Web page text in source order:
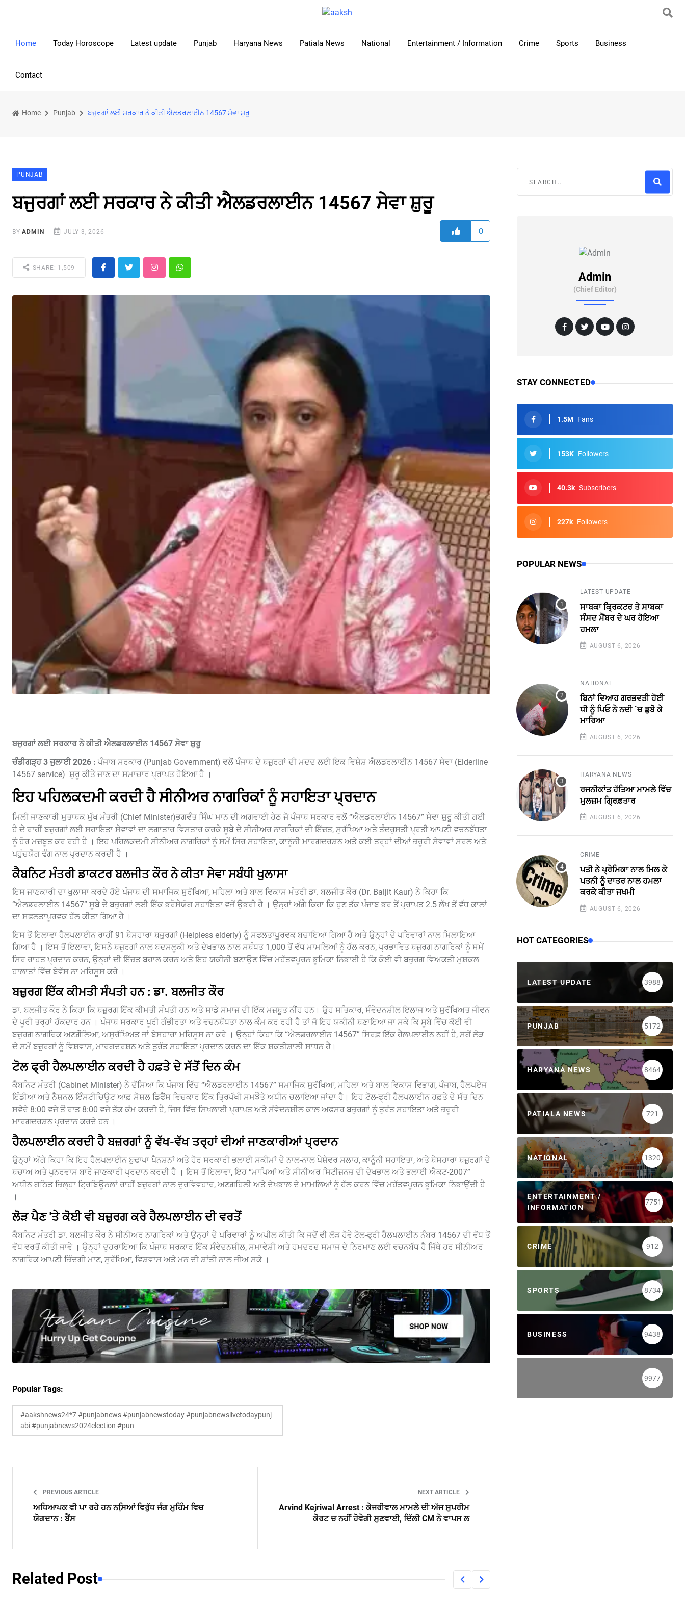
Home Today Horoscope Latest update Punjab Haryana News Patiala News National Entertainment / Information Crime Sports Business
Contact
Home Punjab ਬਜੁਰਗਾਂ ਲਈ ਸਰਕਾਰ ਨੇ ਕੀਤੀ ਐਲਡਰਲਾਈਨ 14567 ਸੇਵਾ ਸ਼ੁਰੂ
PUNJAB
ਬਜੁਰਗਾਂ ਲਈ ਸਰਕਾਰ ਨੇ ਕੀਤੀ ਐਲਡਰਲਾਈਨ 14567 ਸੇਵਾ ਸ਼ੁਰੂ
BYADMIN JULY 3, 2026 0
SHARE: 1,509
ਬਜੁਰਗਾਂ ਲਈ ਸਰਕਾਰ ਨੇ ਕੀਤੀ ਐਲਡਰਲਾਈਨ 14567 ਸੇਵਾ ਸ਼ੁਰੂ
ਚੰਡੀਗੜ੍ਹ 3 ਜੁਲਾਈ 2026 : ਪੰਜਾਬ ਸਰਕਾਰ (Punjab Government) ਵਲੋਂ ਪੰਜਾਬ ਦੇ ਬਜ਼ੁਰਗਾਂ ਦੀ ਮਦਦ ਲਈ ਇਕ ਵਿਸ਼ੇਸ਼ ਐਲਡਰਲਾਈਨ 14567 ਸੇਵਾ (Elderline
14567 service) ਸ਼ੁਰੂ ਕੀਤੇ ਜਾਣ ਦਾ ਸਮਾਚਾਰ ਪ੍ਰਾਪਤ ਹੋਇਆ ਹੈ ।
ਇਹ ਪਹਿਲਕਦਮੀ ਕਰਦੀ ਹੈ ਸੀਨੀਅਰ ਨਾਗਰਿਕਾਂ ਨੂੰ ਸਹਾਇਤਾ ਪ੍ਰਦਾਨ
ਮਿਲੀ ਜਾਣਕਾਰੀ ਮੁਤਾਬਕ ਮੁੱਖ ਮੰਤਰੀ (Chief Minister)ਭਗਵੰਤ ਸਿੰਘ ਮਾਨ ਦੀ ਅਗਵਾਈ ਹੇਠ ਜੋ ਪੰਜਾਬ ਸਰਕਾਰ ਵਲੋਂ “ਐਲਡਰਲਾਈਨ 14567” ਸੇਵਾ ਸ਼ੁਰੂ ਕੀਤੀ ਗਈ
ਹੈ ਦੇ ਰਾਹੀਂ ਬਜ਼ੁਰਗਾਂ ਲਈ ਸਹਾਇਤਾ ਸੇਵਾਵਾਂ ਦਾ ਲਗਾਤਾਰ ਵਿਸਤਾਰ ਕਰਕੇ ਸੂਬੇ ਦੇ ਸੀਨੀਅਰ ਨਾਗਰਿਕਾਂ ਦੀ ਇੱਜ਼ਤ, ਸੁਰੱਖਿਆ ਅਤੇ ਤੰਦਰੁਸਤੀ ਪ੍ਰਤੀ ਆਪਣੀ ਵਚਨਬੱਧਤਾ
ਨੂੰ ਹੋਰ ਮਜ਼ਬੂਤ ਕਰ ਰਹੀ ਹੈ । ਇਹ ਪਹਿਲਕਦਮੀ ਸੀਨੀਅਰ ਨਾਗਰਿਕਾਂ ਨੂੰ ਸਮੇਂ ਸਿਰ ਸਹਾਇਤਾ, ਕਾਨੂੰਨੀ ਮਾਰਗਦਰਸ਼ਨ ਅਤੇ ਕਈ ਤਰ੍ਹਾਂ ਦੀਆਂ ਜ਼ਰੂਰੀ ਸੇਵਾਵਾਂ ਸਰਲ ਅਤੇ
ਪਹੁੰਚਯੋਗ ਢੰਗ ਨਾਲ ਪ੍ਰਦਾਨ ਕਰਦੀ ਹੈ ।
ਕੈਬਨਿਟ ਮੰਤਰੀ ਡਾਕਟਰ ਬਲਜੀਤ ਕੌਰ ਨੇ ਕੀਤਾ ਸੇਵਾ ਸਬੰਧੀ ਖੁਲਾਸਾ
ਇਸ ਜਾਣਕਾਰੀ ਦਾ ਖੁਲਾਸਾ ਕਰਦੇ ਹੋਏ ਪੰਜਾਬ ਦੀ ਸਮਾਜਿਕ ਸੁਰੱਖਿਆ, ਮਹਿਲਾ ਅਤੇ ਬਾਲ ਵਿਕਾਸ ਮੰਤਰੀ ਡਾ. ਬਲਜੀਤ ਕੌਰ (Dr. Baljit Kaur) ਨੇ ਕਿਹਾ ਕਿ
“ਐਲਡਰਲਾਈਨ 14567” ਸੂਬੇ ਦੇ ਬਜ਼ੁਰਗਾਂ ਲਈ ਇੱਕ ਭਰੋਸੇਯੋਗ ਸਹਾਇਤਾ ਵਜੋਂ ਉਭਰੀ ਹੈ । ਉਨ੍ਹਾਂ ਅੱਗੇ ਕਿਹਾ ਕਿ ਹੁਣ ਤੱਕ ਪੰਜਾਬ ਭਰ ਤੋਂ ਪ੍ਰਾਪਤ 2.5 ਲੱਖ ਤੋਂ ਵੱਧ ਕਾਲਾਂ
ਦਾ ਸਫਲਤਾਪੂਰਵਕ ਹੱਲ ਕੀਤਾ ਗਿਆ ਹੈ ।
ਇਸ ਤੋਂ ਇਲਾਵਾ ਹੈਲਪਲਾਈਨ ਰਾਹੀਂ 91 ਬੇਸਹਾਰਾ ਬਜ਼ੁਰਗਾਂ (Helpless elderly) ਨੂੰ ਸਫਲਤਾਪੂਰਵਕ ਬਚਾਇਆ ਗਿਆ ਹੈ ਅਤੇ ਉਨ੍ਹਾਂ ਦੇ ਪਰਿਵਾਰਾਂ ਨਾਲ ਮਿਲਾਇਆ
ਗਿਆ ਹੈ । ਇਸ ਤੋਂ ਇਲਾਵਾ, ਇਸਨੇ ਬਜ਼ੁਰਗਾਂ ਨਾਲ ਬਦਸਲੂਕੀ ਅਤੇ ਦੇਖਭਾਲ ਨਾਲ ਸਬੰਧਤ 1,000 ਤੋਂ ਵੱਧ ਮਾਮਲਿਆਂ ਨੂੰ ਹੱਲ ਕਰਨ, ਪ੍ਰਭਾਵਿਤ ਬਜ਼ੁਰਗ ਨਾਗਰਿਕਾਂ ਨੂੰ ਸਮੇਂ
ਸਿਰ ਰਾਹਤ ਪ੍ਰਦਾਨ ਕਰਨ, ਉਨ੍ਹਾਂ ਦੀ ਇੱਜ਼ਤ ਬਹਾਲ ਕਰਨ ਅਤੇ ਇਹ ਯਕੀਨੀ ਬਣਾਉਣ ਵਿੱਚ ਮਹੱਤਵਪੂਰਨ ਭੂਮਿਕਾ ਨਿਭਾਈ ਹੈ ਕਿ ਕੋਈ ਵੀ ਬਜ਼ੁਰਗ ਵਿਅਕਤੀ ਮੁਸ਼ਕਲ
ਹਾਲਾਤਾਂ ਵਿੱਚ ਬੇਵੱਸ ਨਾ ਮਹਿਸੂਸ ਕਰੇ ।
ਬਜ਼ੁਰਗ ਇੱਕ ਕੀਮਤੀ ਸੰਪਤੀ ਹਨ : ਡਾ. ਬਲਜੀਤ ਕੌਰ
ਡਾ. ਬਲਜੀਤ ਕੌਰ ਨੇ ਕਿਹਾ ਕਿ ਬਜ਼ੁਰਗ ਇੱਕ ਕੀਮਤੀ ਸੰਪਤੀ ਹਨ ਅਤੇ ਸਾਡੇ ਸਮਾਜ ਦੀ ਇੱਕ ਮਜ਼ਬੂਤ ਨੀਂਹ ਹਨ। ਉਹ ਸਤਿਕਾਰ, ਸੰਵੇਦਨਸ਼ੀਲ ਇਲਾਜ ਅਤੇ ਸੁਰੱਖਿਅਤ ਜੀਵਨ
ਦੇ ਪੂਰੀ ਤਰ੍ਹਾਂ ਹੱਕਦਾਰ ਹਨ । ਪੰਜਾਬ ਸਰਕਾਰ ਪੂਰੀ ਗੰਭੀਰਤਾ ਅਤੇ ਵਚਨਬੱਧਤਾ ਨਾਲ ਕੰਮ ਕਰ ਰਹੀ ਹੈ ਤਾਂ ਜੋ ਇਹ ਯਕੀਨੀ ਬਣਾਇਆ ਜਾ ਸਕੇ ਕਿ ਸੂਬੇ ਵਿੱਚ ਕੋਈ ਵੀ
ਬਜ਼ੁਰਗ ਨਾਗਰਿਕ ਅਣਗੌਲਿਆ, ਅਸੁਰੱਖਿਅਤ ਜਾਂ ਬੇਸਹਾਰਾ ਮਹਿਸੂਸ ਨਾ ਕਰੇ । ਉਨ੍ਹਾਂ ਕਿਹਾ ਕਿ “ਐਲਡਰਲਾਈਨ 14567” ਸਿਰਫ਼ ਇੱਕ ਹੈਲਪਲਾਈਨ ਨਹੀਂ ਹੈ, ਸਗੋਂ ਲੋੜ
ਦੇ ਸਮੇਂ ਬਜ਼ੁਰਗਾਂ ਨੂੰ ਵਿਸ਼ਵਾਸ, ਮਾਰਗਦਰਸ਼ਨ ਅਤੇ ਤੁਰੰਤ ਸਹਾਇਤਾ ਪ੍ਰਦਾਨ ਕਰਨ ਦਾ ਇੱਕ ਸ਼ਕਤੀਸ਼ਾਲੀ ਸਾਧਨ ਹੈ।
ਟੋਲ ਫ੍ਰੀ ਹੈਲਪਲਾਈਨ ਕਰਦੀ ਹੈ ਹਫ਼ਤੇ ਦੇ ਸੱਤੋਂ ਦਿਨ ਕੰਮ
ਕੈਬਨਿਟ ਮੰਤਰੀ (Cabinet Minister) ਨੇ ਦੱਸਿਆ ਕਿ ਪੰਜਾਬ ਵਿੱਚ “ਐਲਡਰਲਾਈਨ 14567” ਸਮਾਜਿਕ ਸੁਰੱਖਿਆ, ਮਹਿਲਾ ਅਤੇ ਬਾਲ ਵਿਕਾਸ ਵਿਭਾਗ, ਪੰਜਾਬ, ਹੈਲਪਏਜ
ਇੰਡੀਆ ਅਤੇ ਨੈਸ਼ਨਲ ਇੰਸਟੀਚਿਊਟ ਆਫ਼ ਸੋਸ਼ਲ ਡਿਫੈਂਸ ਵਿਚਕਾਰ ਇੱਕ ਤ੍ਰਿਪੱਖੀ ਸਮਝੌਤੇ ਅਧੀਨ ਚਲਾਇਆ ਜਾਂਦਾ ਹੈ। ਇਹ ਟੋਲ-ਫ੍ਰੀ ਹੈਲਪਲਾਈਨ ਹਫ਼ਤੇ ਦੇ ਸੱਤ ਦਿਨ
ਸਵੇਰੇ 8:00 ਵਜੇ ਤੋਂ ਰਾਤ 8:00 ਵਜੇ ਤੱਕ ਕੰਮ ਕਰਦੀ ਹੈ, ਜਿਸ ਵਿੱਚ ਸਿਖਲਾਈ ਪ੍ਰਾਪਤ ਅਤੇ ਸੰਵੇਦਨਸ਼ੀਲ ਕਾਲ ਅਫਸਰ ਬਜ਼ੁਰਗਾਂ ਨੂੰ ਤੁਰੰਤ ਸਹਾਇਤਾ ਅਤੇ ਜ਼ਰੂਰੀ
ਮਾਰਗਦਰਸ਼ਨ ਪ੍ਰਦਾਨ ਕਰਦੇ ਹਨ ।
ਹੈਲਪਲਾਈਨ ਕਰਦੀ ਹੈ ਬਜ਼ਰਗਾਂ ਨੂੰ ਵੱਖ-ਵੱਖ ਤਰ੍ਹਾਂ ਦੀਆਂ ਜਾਣਕਾਰੀਆਂ ਪ੍ਰਦਾਨ
ਉਨ੍ਹਾਂ ਅੱਗੇ ਕਿਹਾ ਕਿ ਇਹ ਹੈਲਪਲਾਈਨ ਬੁਢਾਪਾ ਪੈਨਸ਼ਨਾਂ ਅਤੇ ਹੋਰ ਸਰਕਾਰੀ ਭਲਾਈ ਸਕੀਮਾਂ ਦੇ ਨਾਲ-ਨਾਲ ਪੇਸ਼ੇਵਰ ਸਲਾਹ, ਕਾਨੂੰਨੀ ਸਹਾਇਤਾ, ਅਤੇ ਬੇਸਹਾਰਾ ਬਜ਼ੁਰਗਾਂ ਦੇ
ਬਚਾਅ ਅਤੇ ਪੁਨਰਵਾਸ ਬਾਰੇ ਜਾਣਕਾਰੀ ਪ੍ਰਦਾਨ ਕਰਦੀ ਹੈ । ਇਸ ਤੋਂ ਇਲਾਵਾ, ਇਹ “ਮਾਪਿਆਂ ਅਤੇ ਸੀਨੀਅਰ ਸਿਟੀਜ਼ਨਜ਼ ਦੀ ਦੇਖਭਾਲ ਅਤੇ ਭਲਾਈ ਐਕਟ-2007”
ਅਧੀਨ ਗਠਿਤ ਜ਼ਿਲ੍ਹਾ ਟ੍ਰਿਬਿਊਨਲਾਂ ਰਾਹੀਂ ਬਜ਼ੁਰਗਾਂ ਨਾਲ ਦੁਰਵਿਵਹਾਰ, ਅਣਗਹਿਲੀ ਅਤੇ ਦੇਖਭਾਲ ਦੇ ਮਾਮਲਿਆਂ ਨੂੰ ਹੱਲ ਕਰਨ ਵਿੱਚ ਮਹੱਤਵਪੂਰਨ ਭੂਮਿਕਾ ਨਿਭਾਉਂਦੀ ਹੈ
।
ਲੋੜ ਪੈਣ 'ਤੇ ਕੋਈ ਵੀ ਬਜ਼ੁਰਗ ਕਰੇ ਹੈਲਪਲਾਈਨ ਦੀ ਵਰਤੋਂ
ਕੈਬਨਿਟ ਮੰਤਰੀ ਡਾ. ਬਲਜੀਤ ਕੌਰ ਨੇ ਸੀਨੀਅਰ ਨਾਗਰਿਕਾਂ ਅਤੇ ਉਨ੍ਹਾਂ ਦੇ ਪਰਿਵਾਰਾਂ ਨੂੰ ਅਪੀਲ ਕੀਤੀ ਕਿ ਜਦੋਂ ਵੀ ਲੋੜ ਹੋਵੇ ਟੋਲ-ਫ੍ਰੀ ਹੈਲਪਲਾਈਨ ਨੰਬਰ 14567 ਦੀ ਵੱਧ ਤੋਂ
ਵੱਧ ਵਰਤੋਂ ਕੀਤੀ ਜਾਵੇ । ਉਨ੍ਹਾਂ ਦੁਹਰਾਇਆ ਕਿ ਪੰਜਾਬ ਸਰਕਾਰ ਇੱਕ ਸੰਵੇਦਨਸ਼ੀਲ, ਸਮਾਵੇਸ਼ੀ ਅਤੇ ਹਮਦਰਦ ਸਮਾਜ ਦੇ ਨਿਰਮਾਣ ਲਈ ਵਚਨਬੱਧ ਹੈ ਜਿੱਥੇ ਹਰ ਸੀਨੀਅਰ
ਨਾਗਰਿਕ ਆਪਣੀ ਜ਼ਿੰਦਗੀ ਮਾਣ, ਸੁਰੱਖਿਆ, ਵਿਸ਼ਵਾਸ ਅਤੇ ਮਨ ਦੀ ਸ਼ਾਂਤੀ ਨਾਲ ਜੀਅ ਸਕੇ ।
Popular Tags:
#aakshnews24*7 #punjabnews #punjabnewstoday #punjabnewslivetodaypunj
abi #punjabnews2024election #pun
PREVIOUS ARTICLE
ਅਧਿਆਪਕ ਵੀ ਪਾ ਰਹੇ ਹਨ ਨਸਿ਼ਆਂ ਵਿਰੁੱਧ ਜੰਗ ਮੁਹਿੰਮ ਵਿਚ
ਯੋਗਦਾਨ : ਬੈਂਸ
NEXT ARTICLE
Arvind Kejriwal Arrest : ਕੇਜਰੀਵਾਲ ਮਾਮਲੇ ਦੀ ਅੱਜ ਸੁਪਰੀਮ
ਕੋਰਟ ਚ ਨਹੀਂ ਹੋਵੇਗੀ ਸੁਣਵਾਈ, ਦਿੱਲੀ CM ਨੇ ਵਾਪਸ ਲ
Related Post
Admin
(Chief Editor)
STAY CONNECTED
1.5M Fans
153K Followers
40.3k Subscribers
227k Followers
POPULAR NEWS
LATEST UPDATE
ਸਾਬਕਾ ਕ੍ਰਿਕਟਰ ਤੇ ਸਾਬਕਾ
ਸੰਸਦ ਮੈਂਬਰ ਦੇ ਘਰ ਹੋਇਆ
ਹਮਲਾ
AUGUST 6, 2026
NATIONAL
ਬਿਨਾਂ ਵਿਆਹ ਗਰਭਵਤੀ ਹੋਈ
ਧੀ ਨੂੰ ਪਿਓ ਨੇ ਨਦੀ `ਚ ਡੁਬੋ ਕੇ
ਮਾਰਿਆ
AUGUST 6, 2026
HARYANA NEWS
ਰਜਨੀਕਾਂਤ ਹੱਤਿਆ ਮਾਮਲੇ ਵਿੱਚ
ਮੁਲਜ਼ਮ ਗ੍ਰਿਫ਼ਤਾਰ
AUGUST 6, 2026
CRIME
ਪਤੀ ਨੇ ਪ੍ਰੇਮਿਕਾ ਨਾਲ ਮਿਲ ਕੇ
ਪਤਨੀ ਨੂੰ ਦਾਤਰ ਨਾਲ ਹਮਲਾ
ਕਰਕੇ ਕੀਤਾ ਜਖਮੀ
AUGUST 6, 2026
HOT CATEGORIES
LATEST UPDATE 3988
PUNJAB 5172
HARYANA NEWS 8464
PATIALA NEWS 721
NATIONAL 1320
ENTERTAINMENT /
INFORMATION
7751
CRIME 912
SPORTS 8734
BUSINESS 9438
9977